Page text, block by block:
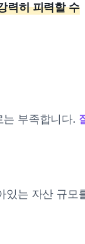
력히 피력할 수
부족합니다.
있는 자산 규모